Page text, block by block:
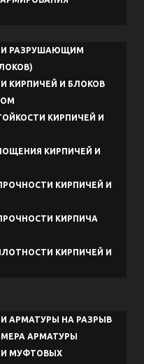
РАЗРУШАЮЩИМ
КИРПИЧЕЙ И БЛОКОВ
КИРПИЧЕЙ И
КИРПИЧЕЙ И
КИРПИЧЕЙ И
КИРПИЧА
КИРПИЧЕЙ И
АРМАТУРЫ НА РАЗРЫВ
АРМАТУРЫ
МУФТОВЫХ